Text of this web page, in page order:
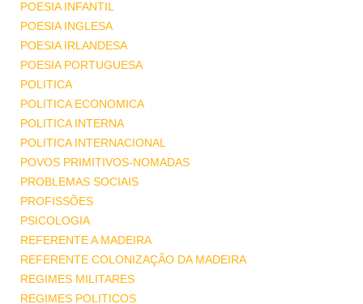
POESIA INFANTIL
POESIA INGLESA
POESIA IRLANDESA
POESIA PORTUGUESA
POLITICA
POLITICA ECONOMICA
POLITICA INTERNA
POLITICA INTERNACIONAL
POVOS PRIMITIVOS-NOMADAS
PROBLEMAS SOCIAIS
PROFISSÕES
PSICOLOGIA
REFERENTE A MADEIRA
REFERENTE COLONIZAÇÃO DA MADEIRA
REGIMES MILITARES
REGIMES POLITICOS